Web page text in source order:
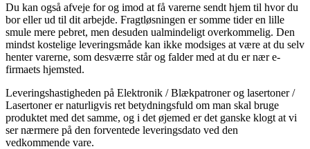
Du kan også afveje for og imod at få varerne sendt hjem til hvor du
bor eller ud til dit arbejde. Fragtløsningen er somme tider en lille
smule mere pebret, men desuden ualmindeligt overkommelig. Den
mindst kostelige leveringsmåde kan ikke modsiges at være at du selv
henter varerne, som desværre står og falder med at du er nær e-
firmaets hjemsted.
Leveringshastigheden på Elektronik / Blækpatroner og lasertoner /
Lasertoner er naturligvis ret betydningsfuld om man skal bruge
produktet med det samme, og i det øjemed er det ganske klogt at vi
ser nærmere på den forventede leveringsdato ved den
vedkommende vare.